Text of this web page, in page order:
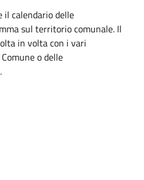
il calendario delle
sul territorio comunale. Il
in volta con i vari
o delle